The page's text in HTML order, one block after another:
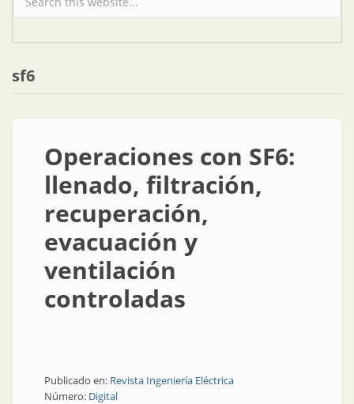
Formulario de búsqueda
sf6
Operaciones con SF6:
llenado, filtración,
recuperación,
evacuación y
ventilación
controladas
Publicado en: Revista Ingeniería Eléctrica
Número: Digital